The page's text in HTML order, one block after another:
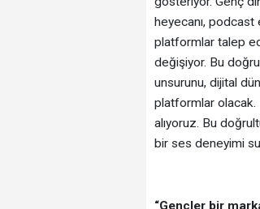
heyecanı,
platformlar talep
değişiyor. Bu
unsurunu, dijital
platformlar olacak.
alıyoruz. Bu
bir ses deneyimi